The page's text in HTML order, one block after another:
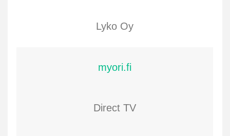
Lyko Oy
myori.fi
Direct TV